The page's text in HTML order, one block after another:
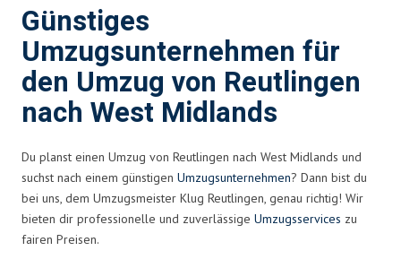
Günstiges
Umzugsunternehmen für
den Umzug von Reutlingen
nach West Midlands
Du planst einen Umzug von Reutlingen nach West Midlands und
suchst nach einem günstigen Umzugsunternehmen? Dann bist du
bei uns, dem Umzugsmeister Klug Reutlingen, genau richtig! Wir
bieten dir professionelle und zuverlässige Umzugsservices zu
fairen Preisen.